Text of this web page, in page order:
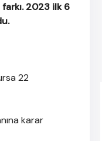
2023 ilk 6
22
karar